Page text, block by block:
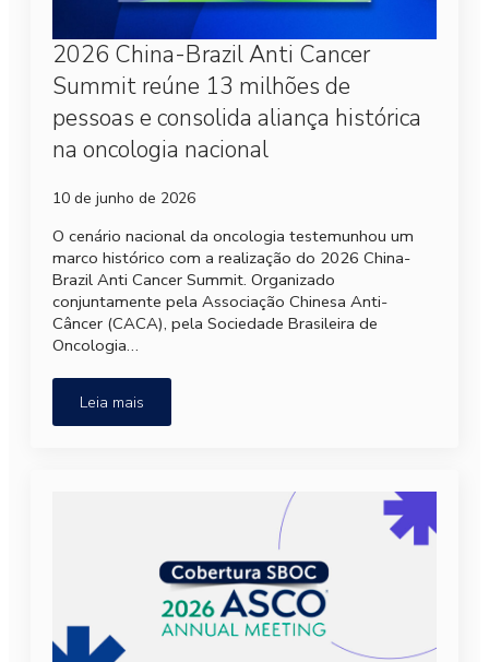
2026 China-Brazil Anti Cancer
Summit reúne 13 milhões de
pessoas e consolida aliança histórica
na oncologia nacional
10 de junho de 2026
O cenário nacional da oncologia testemunhou um
marco histórico com a realização do 2026 China-
Brazil Anti Cancer Summit. Organizado
conjuntamente pela Associação Chinesa Anti-
Câncer (CACA), pela Sociedade Brasileira de
Oncologia…
Leia mais